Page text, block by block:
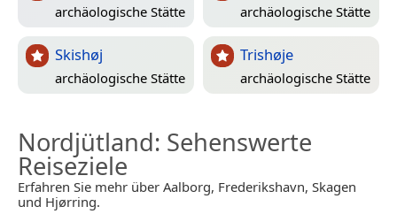
archäologische Stätte archäologische Stätte
Skishøj
archäologische Stätte
Trishøje
archäologische Stätte
Nordjütland: Sehenswerte
Reiseziele
Erfahren Sie mehr über Aalborg, Frederikshavn, Skagen
und Hjørring.